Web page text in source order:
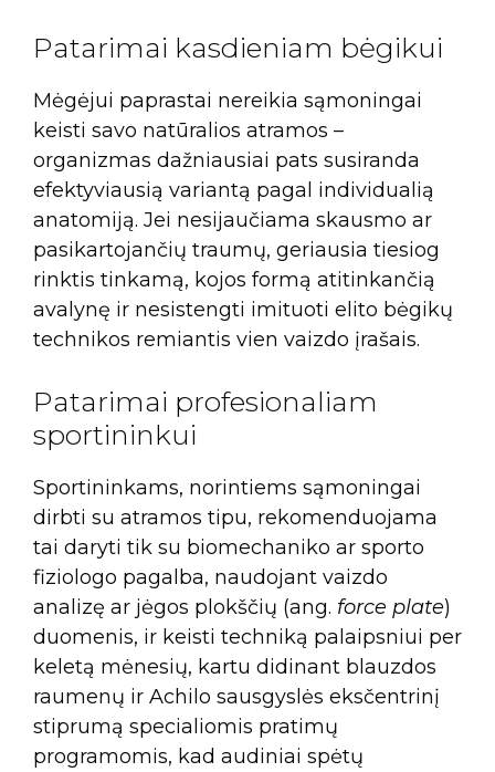
Patarimai kasdieniam bėgikui
Mėgėjui paprastai nereikia sąmoningai
keisti savo natūralios atramos –
organizmas dažniausiai pats susiranda
efektyviausią variantą pagal individualią
anatomiją. Jei nesijaučiama skausmo ar
pasikartojančių traumų, geriausia tiesiog
rinktis tinkamą, kojos formą atitinkančią
avalynę ir nesistengti imituoti elito bėgikų
technikos remiantis vien vaizdo įrašais.
Patarimai profesionaliam
sportininkui
Sportininkams, norintiems sąmoningai
dirbti su atramos tipu, rekomenduojama
tai daryti tik su biomechaniko ar sporto
fiziologo pagalba, naudojant vaizdo
analizę ar jėgos plokščių (ang. force plate)
duomenis, ir keisti techniką palaipsniui per
keletą mėnesių, kartu didinant blauzdos
raumenų ir Achilo sausgyslės eksčentrinį
stiprumą specialiomis pratimų
programomis, kad audiniai spėtų